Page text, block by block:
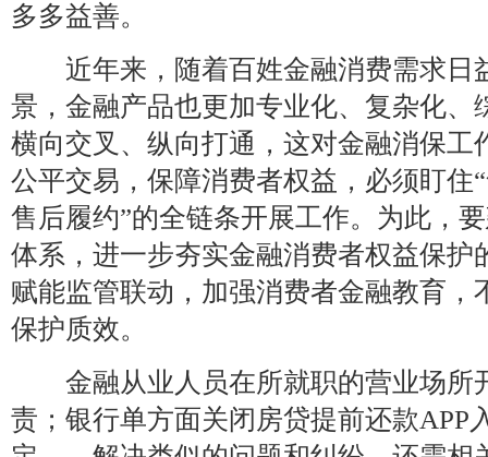
多多益善。
近年来，随着百姓金融消费需求日
景，金融产品也更加专业化、复杂化、
横向交叉、纵向打通，这对金融消保工
公平交易，保障消费者权益，必须盯住
售后履约”的全链条开展工作。为此，
体系，进一步夯实金融消费者权益保护
赋能监管联动，加强消费者金融教育，
保护质效。
金融从业人员在所就职的营业场所
责；银行单方面关闭房贷提前还款APP